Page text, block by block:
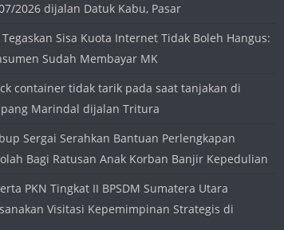
2026 dijalan Datuk Kabu, Pasar
Tegaskan Sisa Kuota Internet Tidak Boleh Hangus:
Sudah Membayar MK
container tidak tarik pada saat tanjakan di
Marindal dijalan Tritura
Sergai Serahkan Bantuan Perlengkapan
Bagi Ratusan Anak Korban Banjir Kepedulian
PKN Tingkat II BPSDM Sumatera Utara
Visitasi Kepemimpinan Strategis di